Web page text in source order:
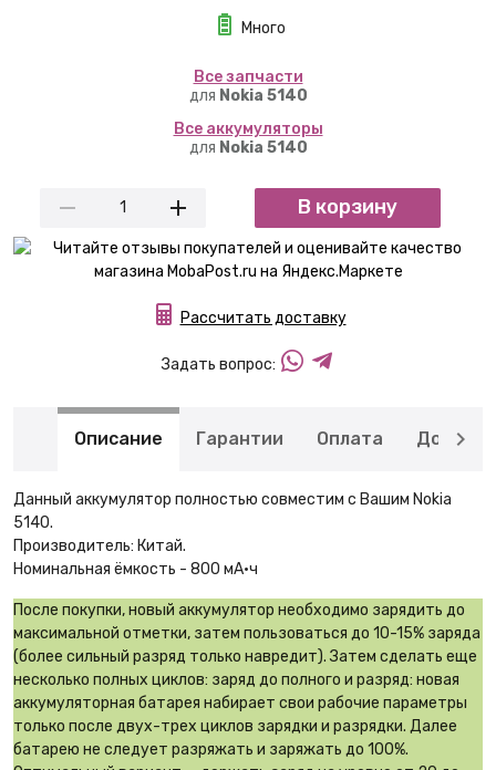
Много
Вcе запчасти
для Nokia 5140
Вcе аккумуляторы
для Nokia 5140
В корзину
Рассчитать доставку
Задать вопрос:
Описание Гарантии Оплата
Данный аккумулятор полностью совместим с Вашим Nokia
5140.
Производитель: Китай.
Номинальная ёмкость - 800 мА·ч
После покупки, новый аккумулятор необходимо зарядить до
максимальной отметки, затем пользоваться до 10-15% заряда
(более сильный разряд только навредит). Затем сделать еще
несколько полных циклов: заряд до полного и разряд: новая
аккумуляторная батарея набирает свои рабочие параметры
только после двух-трех циклов зарядки и разрядки. Далее
батарею не следует разряжать и заряжать до 100%.